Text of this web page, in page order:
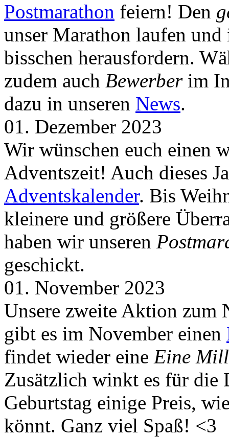
Postmarathon feiern! Den
unser Marathon laufen
bisschen herausfordern.
zudem auch Bewerberim
dazu in unseren News.
01. Dezember 2023
Wir wünschen euch einen
Adventszeit! Auch dieses
Adventskalender. Bis
kleinere und größere
haben wir unseren
geschickt.
01. November 2023
Unsere zweite Aktion zum
gibt es im November einen
findet wieder eine Eine
Zusätzlich winkt es für die
Geburtstag einige Preis,
könnt. Ganz viel Spaß! <3